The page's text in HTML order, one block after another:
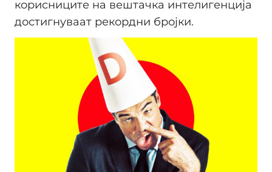
корисниците на вештачка интелигенција
достигнуваат рекордни бројки.